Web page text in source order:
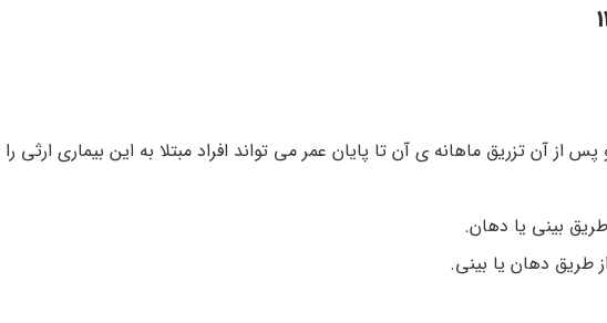
12 ارثی. تزریق آن به مدت 10روز و پس از آن تزریق ماهانه ی آن تا پایان عمر می تواند افراد مبتلا به این بیماری
بینی یا دهان.